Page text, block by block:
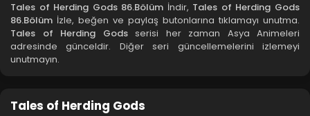
Tales of Herding Gods 82.Bölüm
Blm 82 - Mayıs 10, 2026
Blm 81 - Mayıs 3, 2026
Tales of Herding Gods 86.Bölüm İndir, Tales of Herding Gods
86.Bölüm İzle, beğen ve paylaş butonlarına tıklamayı unutma.
Tales of Herding Godsserisi her zaman Asya Animeleri
adresinde günceldir. Diğer seri güncellemelerini izlemeyi
unutmayın.
Tales of Herding Gods